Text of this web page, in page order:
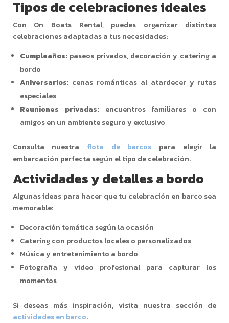
Tipos de celebraciones ideales
Con On Boats Rental, puedes organizar distintas
celebraciones adaptadas a tus necesidades:
Cumpleaños: paseos privados, decoración y catering a
bordo
Aniversarios: cenas románticas al atardecer y rutas
especiales
Reuniones privadas: encuentros familiares o con
amigos en un ambiente seguro y exclusivo
Consulta nuestra flota de barcos para elegir la
embarcación perfecta según el tipo de celebración.
Actividades y detalles a bordo
Algunas ideas para hacer que tu celebración en barco sea
memorable:
Decoración temática según la ocasión
Catering con productos locales o personalizados
Música y entretenimiento a bordo
Fotografía y video profesional para capturar los
momentos
Si deseas más inspiración, visita nuestra sección de
actividades en barco.